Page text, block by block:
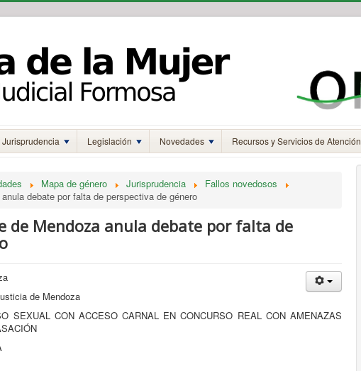
Jurisprudencia Legislación Novedades Recursos y Servicios de Atención
Mapa de género Jurisprudencia
Fallos novedosos
debate por falta de perspectiva de género
de Mendoza anula debate por falta de
de Mendoza
CON ACCESO CARNAL EN CONCURSO REAL CON AMENAZAS